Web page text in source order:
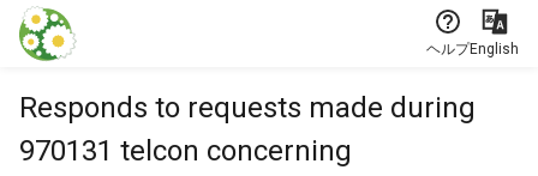
本文に飛ぶ
ヘルプEnglish
Responds to requests made during
970131 telcon concerning